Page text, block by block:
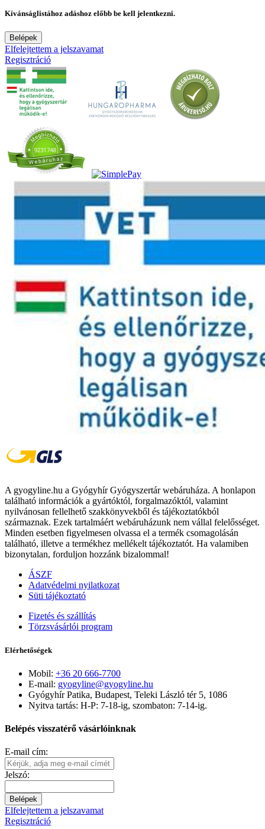
Kívánságlistához adáshoz előbb be kell jelentkezni.
Belépek
Elfelejtettem a jelszavamat
Regisztráció
A gyogyline.hu a Gyógyhír Gyógyszertár webáruháza. A honlapon
található információk a gyártóktól, forgalmazóktól, valamint
nyilvánosan fellelhető szakkönyvekből és tájékoztatókból
származnak. Ezek tartalmáért webáruházunk nem vállal felelősséget.
Minden esetben figyelmesen olvassa el a termék csomagolásán
található, illetve a termékhez mellékelt tájékoztatót. Ha valamiben
bizonytalan, forduljon hozzánk bizalommal!
ÁSZF
Adatvédelmi nyilatkozat
Süti tájékoztató
Fizetés és szállítás
Törzsvásárlói program
Elérhetőségek
Mobil: +36 20 666-7700
E-mail: gyogyline@gyogyline.hu
Gyógyhír Patika, Budapest, Teleki László tér 5, 1086
Nyitva tartás: H-P: 7-18-ig, szombaton: 7-14-ig.
Belépés visszatérő vásárlóinknak
E-mail cím:
Jelszó:
Belépek
Elfelejtettem a jelszavamat
Regisztráció